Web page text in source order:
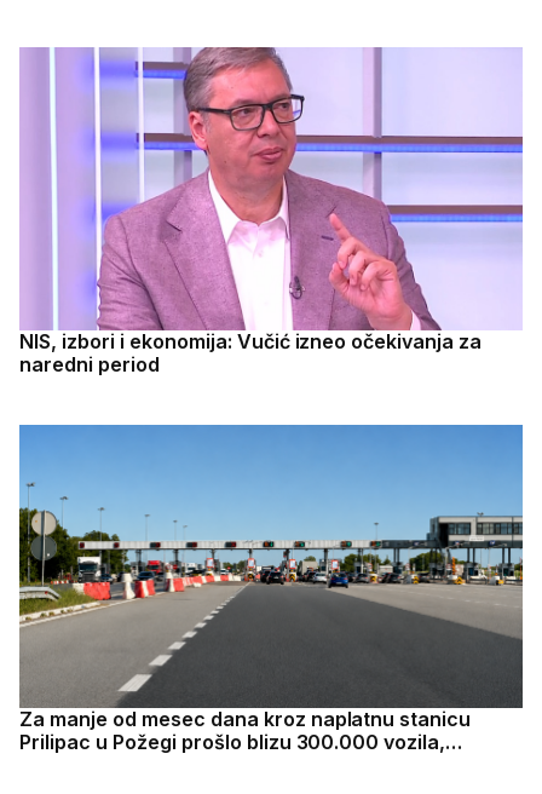
NIS, izbori i ekonomija: Vučić izneo očekivanja za
naredni period
Za manje od mesec dana kroz naplatnu stanicu
Prilipac u Požegi prošlo blizu 300.000 vozila,